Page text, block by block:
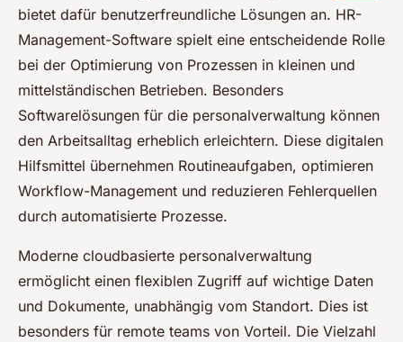
bietet dafür benutzerfreundliche Lösungen an. HR-
Management-Software spielt eine entscheidende Rolle
bei der Optimierung von Prozessen in kleinen und
mittelständischen Betrieben. Besonders
Softwarelösungen für die personalverwaltung können
den Arbeitsalltag erheblich erleichtern. Diese digitalen
Hilfsmittel übernehmen Routineaufgaben, optimieren
Workflow-Management und reduzieren Fehlerquellen
durch automatisierte Prozesse.
Moderne cloudbasierte personalverwaltung
ermöglicht einen flexiblen Zugriff auf wichtige Daten
und Dokumente, unabhängig vom Standort. Dies ist
besonders für remote teams von Vorteil. Die Vielzahl